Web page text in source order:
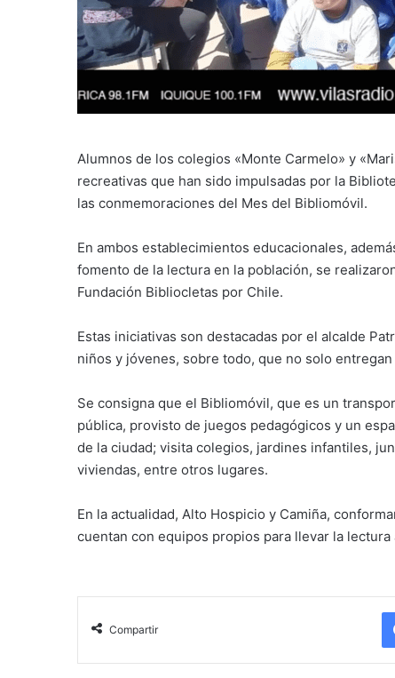
Alumnos de los colegios «Monte Carmelo» y
recreativas que han sido impulsadas por la
las conmemoraciones del Mes del Bibliomóvil.
En ambos establecimientos educacionales,
fomento de la lectura en la población, se
Fundación Bibliocletas por Chile.
Estas iniciativas son destacadas por el alcalde
niños y jóvenes, sobre todo, que no solo
Se consigna que el Bibliomóvil, que es un
pública, provisto de juegos pedagógicos y un
de la ciudad; visita colegios, jardines infantiles,
viviendas, entre otros lugares.
En la actualidad, Alto Hospicio y Camiña,
cuentan con equipos propios para llevar la
Compartir